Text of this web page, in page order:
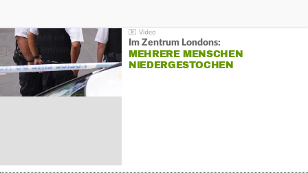
Im Zentrum Londons:
MEHRERE MENSCHEN
NIEDERGESTOCHEN